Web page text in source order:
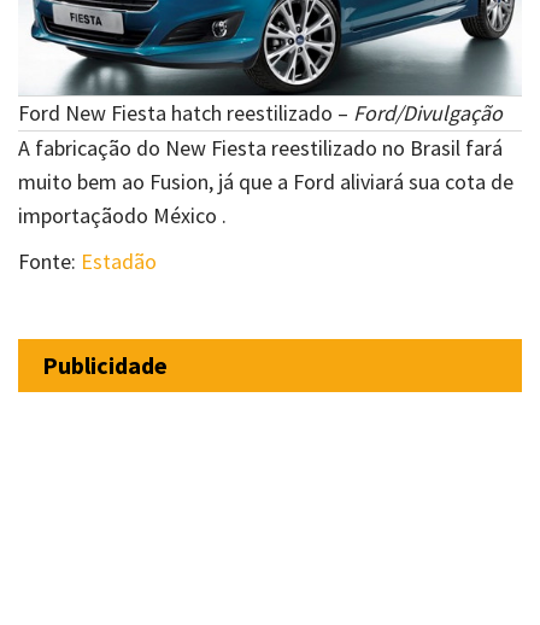
Ford New Fiesta hatch reestilizado – Ford/Divulgação
A fabricação do New Fiesta reestilizado no Brasil fará
muito bem ao Fusion, já que a Ford aliviará sua cota de
importaçãodo México .
Fonte: Estadão
Publicidade